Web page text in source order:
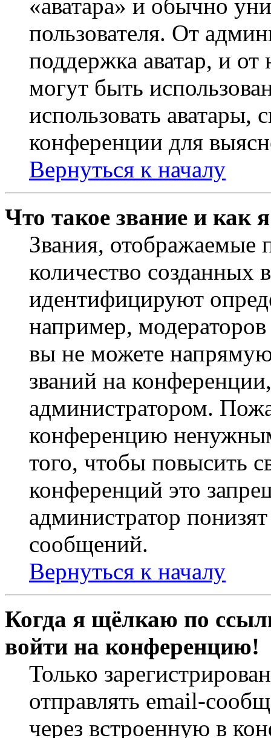
«аватара» и обычно
пользователя. От
поддержка аватар, и от
могут быть
использовать аватары,
конференции для
Вернуться к началу
Что такое звание и как
Звания,
количество
идентифицируют
например,
вы не можете
званий на
администратором.
конференцию
того, чтобы повысить
конференций это
администратор
сообщений.
Вернуться к началу
Когда я щёлкаю по
войти на конференцию!
Только
отправлять email-
через встроенную в